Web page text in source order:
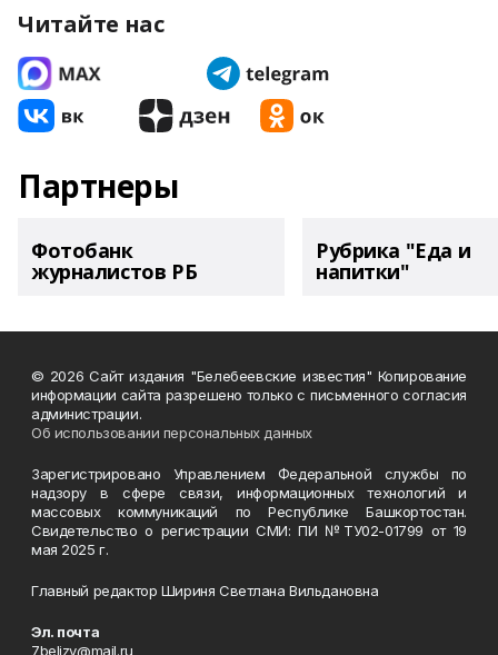
Читайте нас
Партнеры
Фотобанк
журналистов РБ
Рубрика "Еда и
напитки"
© 2026 Сайт издания "Белебеевские известия" Копирование
информации сайта разрешено только с письменного согласия
администрации.
Об использовании персональных данных
Зарегистрировано Управлением Федеральной службы по
надзору в сфере связи, информационных технологий и
массовых коммуникаций по Республике Башкортостан.
Свидетельство о регистрации СМИ: ПИ №ТУ02-01799 от 19
мая 2025 г.
Главный редактор Шириня Светлана Вильдановна
Эл. почта
7belizv@mail.ru